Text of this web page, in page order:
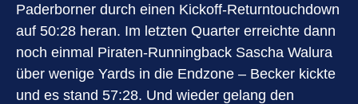
Paderborner durch einen Kickoff-Returntouchdown
auf 50:28 heran. Im letzten Quarter erreichte dann
noch einmal Piraten-Runningback Sascha Walura
über wenige Yards in die Endzone – Becker kickte
und es stand 57:28. Und wieder gelang den